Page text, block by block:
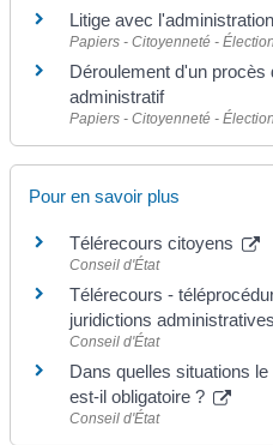
Litige avec
Papiers - Citoyenneté -
Déroulement d'un procès
administratif
Papiers - Citoyenneté -
Pour en savoir plus
Télérecours citoyens
Conseil d'État
Télérecours -
juridictions administratives
Conseil d'État
Dans quelles situations
est-il obligatoire ?
Conseil d'État